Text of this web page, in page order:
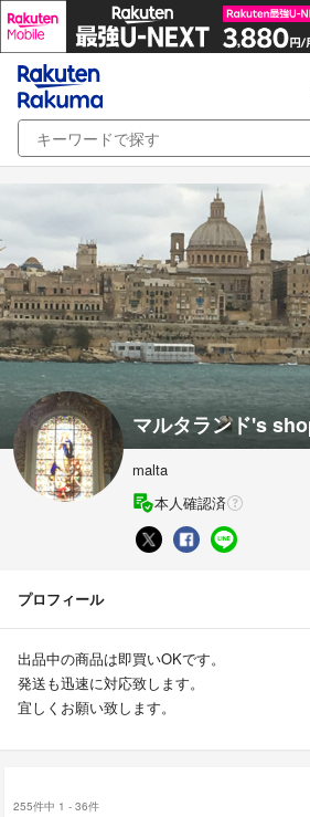
マルタランド's
malta
本人確認済
プロフィール
出品中の商品は即買いOKです。
発送も迅速に対応致します。
宜しくお願い致します。
255件中 1 - 36件